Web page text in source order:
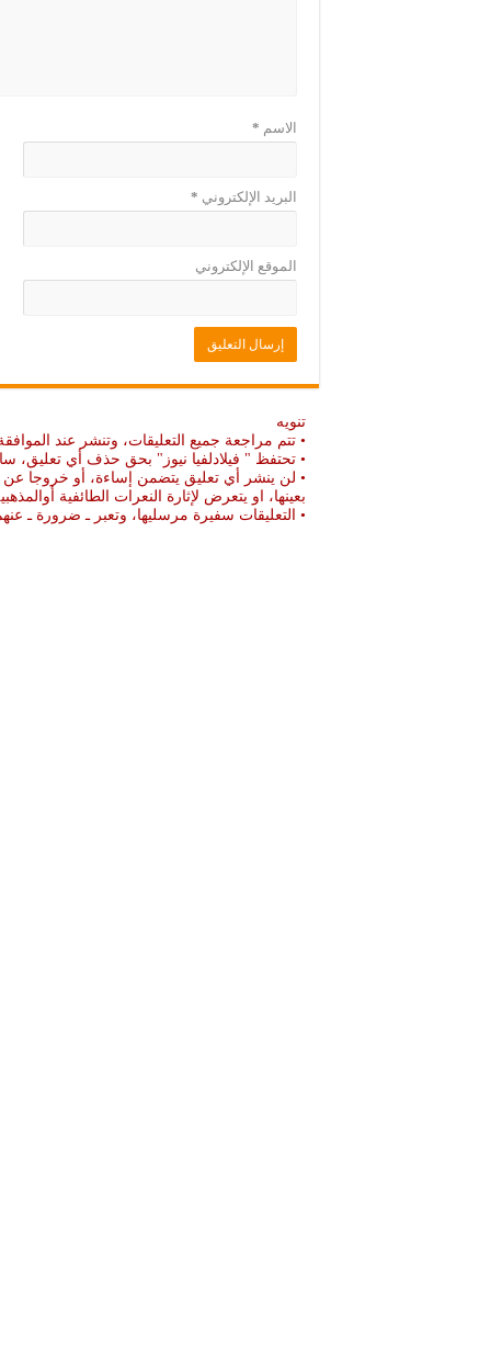
الاسم *
البريد الإلكتروني *
الموقع الإلكتروني
تنويه
• تتم مراجعة جميع التعليقات، وتنشر عند
• تحتفظ " فيلادلفيا نيوز" بحق حذف أي تعليق،
• لن ينشر أي تعليق يتضمن إساءة، أو خروجا عن
بعينها، او يتعرض لإثارة النعرات الطائفية
• التعليقات سفيرة مرسليها، وتعبر ـ ضرورة